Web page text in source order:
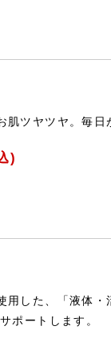
ツヤツヤ。毎日
)
した、「液体・
ポートします。